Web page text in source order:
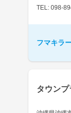
TEL: 098-
フマキラ
タウン